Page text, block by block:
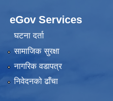
eGov Services
घटना दर्ता
सामाजिक सुरक्षा
नागरिक वडापत्र
निवेदनकाे ढाँचा